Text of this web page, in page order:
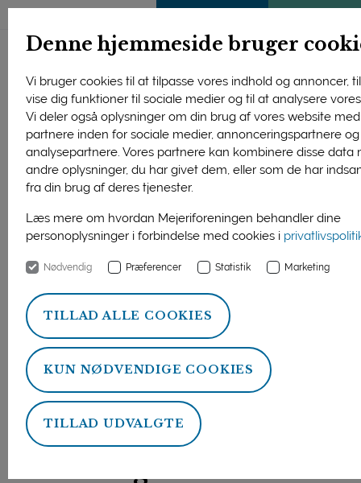
Denne hjemmeside bruger
Vi bruger cookies til at tilpasse vores indhold og annoncer,
vise dig funktioner til sociale medier og til at analysere
Vi deler også oplysninger om din brug af vores website
partnere inden for sociale medier, annonceringspartnere og
analysepartnere. Vores partnere kan kombinere disse data
andre oplysninger, du har givet dem, eller som de har
fra din brug af deres tjenester.
Læs mere om hvordan Mejeriforeningen behandler dine
personoplysninger i forbindelse med cookies i
Nødvendig Præferencer Statistik Marketing
TILLAD ALLE COOKIES
KUN NØDVENDIGE COOKIES
TILLAD UDVALGTE
kr. til 1,481 mio. kr. i 2024, viser et netop offentliggjort
årsregnskab fra andelsemejeriet. (Foto: Thise Mejeri)
Forside
Nyheder
2024-regnskab fra Thise Mejeri_Overskud på 30,6 mio. kr.
19. marts 2025
Af: PRESSEMEDDELELSE